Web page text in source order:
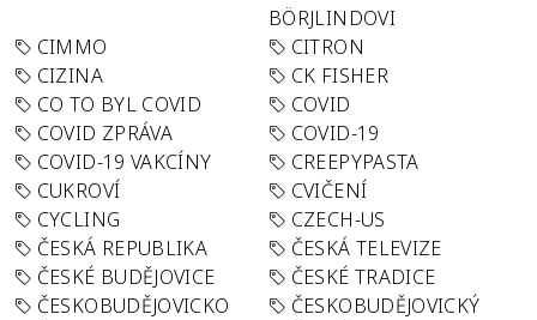
BÖRJLINDOVI
CIMMO
CITRON
CIZINA
CK FISHER
CO TO BYL COVID
COVID
COVID ZPRÁVA
COVID-19
COVID-19 VAKCÍNY
CREEPYPASTA
CUKROVÍ
CVIČENÍ
CYCLING
CZECH-US
ČESKÁ REPUBLIKA
ČESKÁ TELEVIZE
ČESKÉ BUDĚJOVICE
ČESKÉ TRADICE
ČESKOBUDĚJOVICKO
ČESKOBUDĚJOVICKÝ